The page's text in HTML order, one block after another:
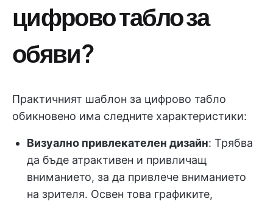
цифрово табло за
обяви?
Практичният шаблон за цифрово табло
обикновено има следните характеристики:
Визуално привлекателен дизайн: Трябва
да бъде атрактивен и привличащ
вниманието, за да привлече вниманието
на зрителя. Освен това графиките,